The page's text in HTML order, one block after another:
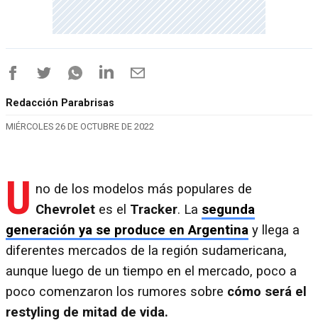
Redacción Parabrisas
MIÉRCOLES 26 DE OCTUBRE DE 2022
U no de los modelos más populares de
Chevrolet es el Tracker. La segunda
generación ya se produce en Argentina y llega a
diferentes mercados de la región sudamericana,
aunque luego de un tiempo en el mercado, poco a
poco comenzaron los rumores sobre cómo será el
restyling de mitad de vida.